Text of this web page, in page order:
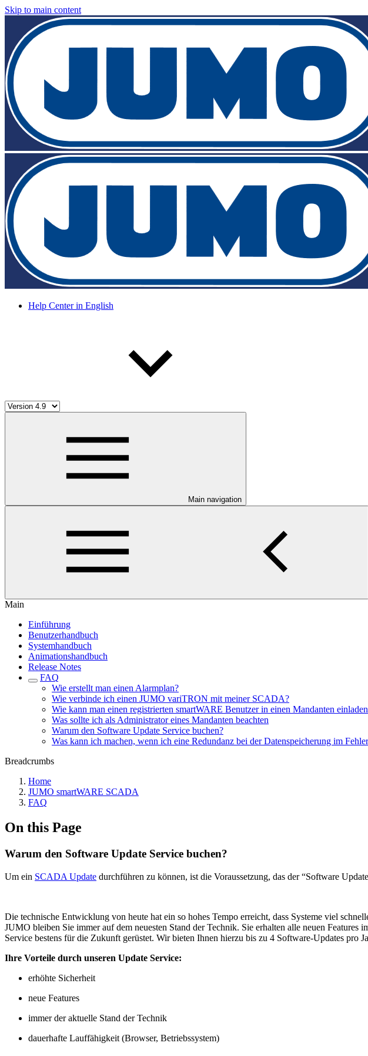
Skip to main content
Help Center in English
Main navigation
Main
Einführung
Benutzerhandbuch
Systemhandbuch
Animationshandbuch
Release Notes
FAQ
Wie erstellt man einen Alarmplan?
Wie verbinde ich einen JUMO variTRON mit meiner SCADA?
Wie kann man einen registrierten smartWARE Benutzer in einen Mandanten
Was sollte ich als Administrator eines Mandanten beachten
Warum den Software Update Service buchen?
Was kann ich machen, wenn ich eine Redundanz bei der Datenspeicherung im
Breadcrumbs
Home
JUMO smartWARE SCADA
FAQ
On this Page
Warum den Software Update Service buchen?
Um ein SCADA Update durchführen zu können, ist die Voraussetzung, das der “Software
Die technische Entwicklung von heute hat ein so hohes Tempo erreicht, dass Systeme viel
JUMO bleiben Sie immer auf dem neuesten Stand der Technik. Sie erhalten alle neuen
Service bestens für die Zukunft gerüstet. Wir bieten Ihnen hierzu bis zu 4 Software-Updates pro
Ihre Vorteile durch unseren Update Service:
erhöhte Sicherheit
neue Features
immer der aktuelle Stand der Technik
dauerhafte Lauffähigkeit (Browser, Betriebssystem)